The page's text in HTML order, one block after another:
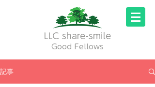
LLC share-smile
Good Fellows
記事